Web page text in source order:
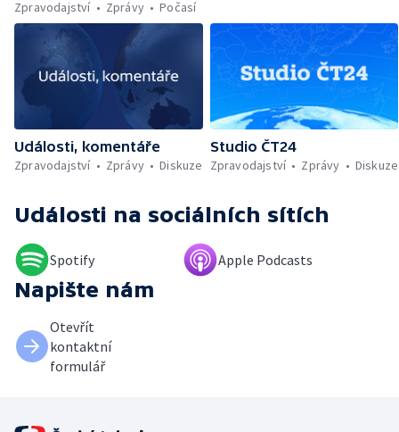
Zpravodajství
Zprávy Počasí
Události, komentáře
Zpravodajství
Zprávy Diskuze
Studio ČT24
Zpravodajství
Zprávy Diskuze
Události na sociálních sítích
Spotify Apple Podcasts
Napište nám
Otevřít
kontaktní
formulář